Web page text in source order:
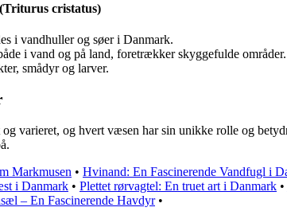
cristatus)
i vandhuller og søer i Danmark.
i vand og på land, foretrækker skyggefulde områder.
smådyr og larver.
varieret, og hvert væsen har sin unikke rolle og
Markmusen • Hvinand: En Fascinerende Vandfugl i
i Danmark • Plettet rørvagtel: En truet art i Danmark •
– En Fascinerende Havdyr•